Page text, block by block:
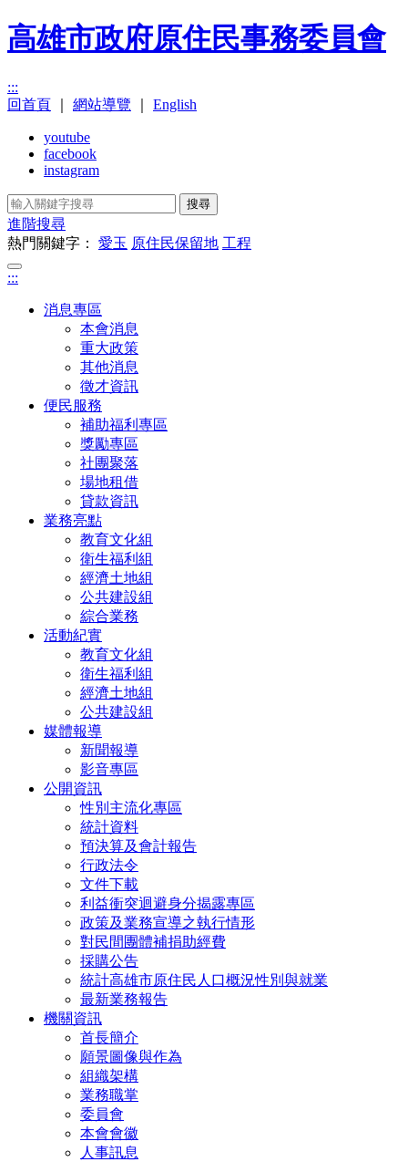
高雄市政府原住民事務委員會
:::
回首頁
網站導覽 English
youtube
facebook
instagram
搜尋
進階搜尋
熱門關鍵字： 愛玉 原住民保留地 工程
:::
消息專區
本會消息
重大政策
其他消息
徵才資訊
便民服務
補助福利專區
獎勵專區
社團聚落
場地租借
貸款資訊
業務亮點
教育文化組
衛生福利組
經濟土地組
公共建設組
綜合業務
活動紀實
教育文化組
衛生福利組
經濟土地組
公共建設組
媒體報導
新聞報導
影音專區
公開資訊
性別主流化專區
統計資料
預決算及會計報告
行政法令
文件下載
利益衝突迴避身分揭露專區
政策及業務宣導之執行情形
對民間團體補捐助經費
採購公告
統計高雄市原住民人口概況性別與就業
最新業務報告
機關資訊
首長簡介
願景圖像與作為
組織架構
業務職掌
委員會
本會會徽
人事訊息